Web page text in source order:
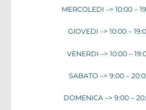
MERCOLEDI –> 10:00 –
GIOVEDI –> 10:00 –
VENERDI –> 10:00 –
SABATO –> 9:00 –
DOMENICA –> 9:00 –